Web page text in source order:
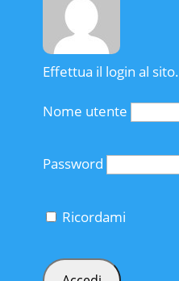
Effettua il login al sito.
Nome utente
Password
Ricordami